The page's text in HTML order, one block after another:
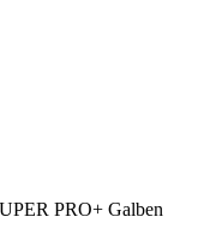
PRO+ Galben